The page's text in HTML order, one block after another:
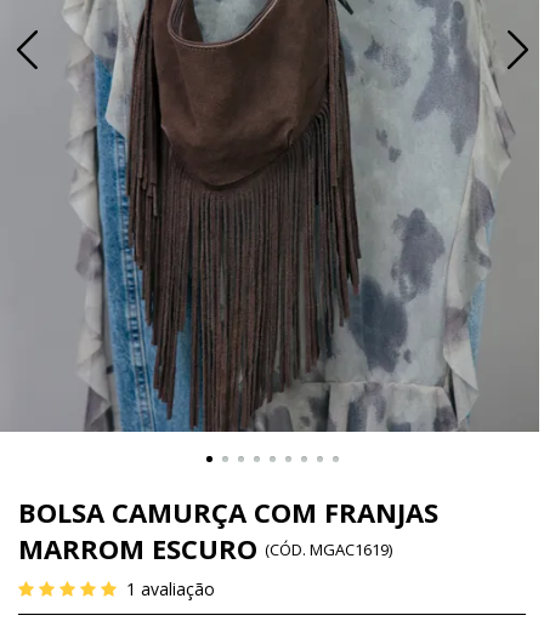
BOLSA CAMURÇA COM FRANJAS
MARROM ESCURO (CÓD. MGAC1619)
1 avaliação